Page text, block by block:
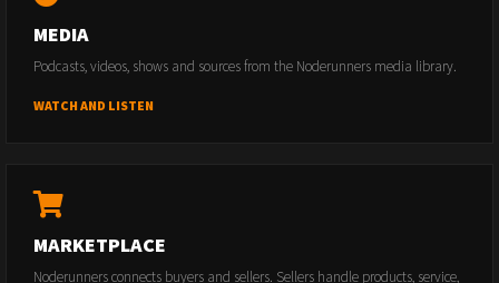
MEDIA
Podcasts, videos, shows and sources from the Noderunners media library.
WATCH AND LISTEN
MARKETPLACE
Noderunners connects buyers and sellers. Sellers handle products, service,